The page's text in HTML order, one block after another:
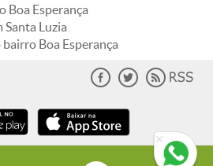
Boa Esperança
Santa Luzia
Boa Esperança